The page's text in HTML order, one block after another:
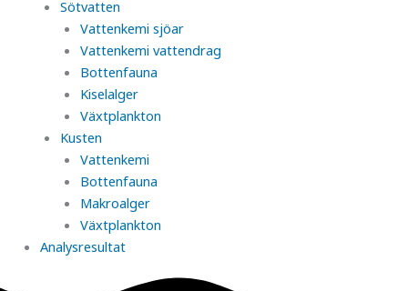
Sötvatten
Vattenkemi sjöar
Vattenkemi vattendrag
Bottenfauna
Kiselalger
Växtplankton
Kusten
Vattenkemi
Bottenfauna
Makroalger
Växtplankton
Analysresultat